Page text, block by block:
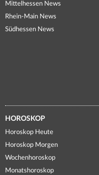
Mittelhessen News
Rhein-Main News
Südhessen News
HOROSKOP
Horoskop Heute
Horoskop Morgen
Wochenhoroskop
Monatshoroskop